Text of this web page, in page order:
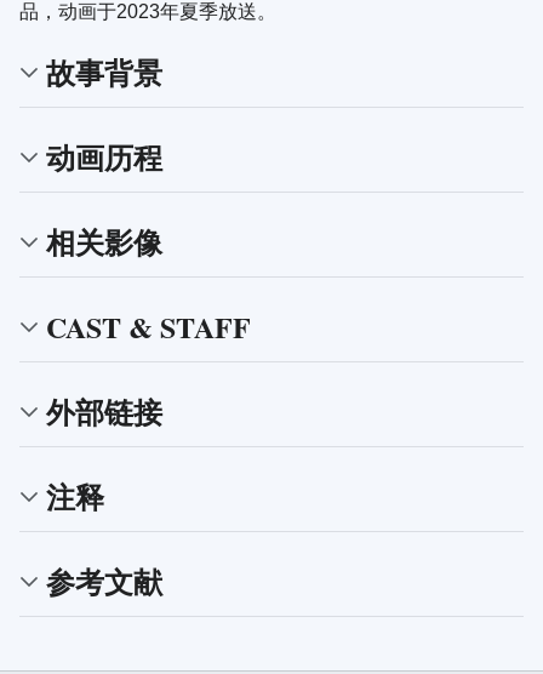
品，动画于2023年夏季放送。
故事背景
动画历程
相关影像
CAST & STAFF
外部链接
注释
参考文献